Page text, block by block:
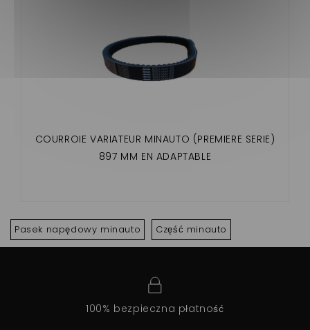
COURROIE VARIATEUR MINAUTO (PREMIERE SERIE)
897 MM EN ADAPTABLE
Pasek napędowy minauto Część minauto
100% bezpieczna płatność